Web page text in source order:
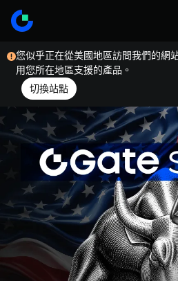
您似乎正在從美國地區訪問我們的網
用您所在地區支援的產品。
切換站點